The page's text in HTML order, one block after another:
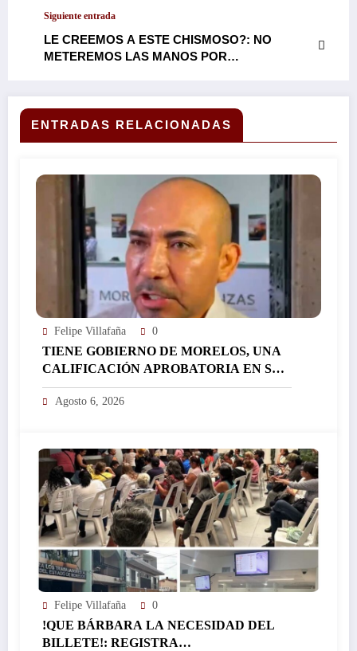
PREVENCIÓN…
Siguiente entrada
LE CREEMOS A ESTE CHISMOSO?: NO
METEREMOS LAS MANOS POR
DIPUTADO MORENISTA, SERGIO LIVERA…
ENTRADAS RELACIONADAS
Felipe Villafaña 0
TIENE GOBIERNO DE MORELOS, UNA
CALIFICACIÓN APROBATORIA EN SUS
FINANZAS, AFIRMA EL RESPONSABLE
DEL ÁREA JORGE SALAZAR…
Agosto 6, 2026
Felipe Villafaña 0
!QUE BÁRBARA LA NECESIDAD DEL
BILLETE!: REGISTRA